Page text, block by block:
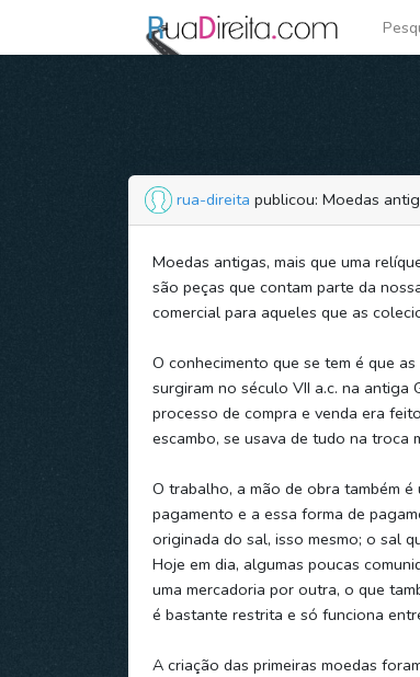
rua-direita publicou: Moedas
Moedas antigas, mais que uma
são peças que contam parte da
comercial para aqueles que as
O conhecimento que se tem é que
surgiram no século VII a.c. na antiga
processo de compra e venda era
escambo, se usava de tudo na troca
O trabalho, a mão de obra também
pagamento e a essa forma de
originada do sal, isso mesmo; o sal
Hoje em dia, algumas poucas
uma mercadoria por outra, o que
é bastante restrita e só funciona
A criação das primeiras moedas